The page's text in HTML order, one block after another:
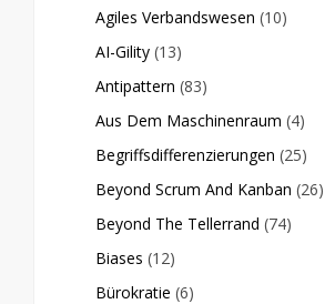
Agiles Verbandswesen (10)
AI-Gility (13)
Antipattern (83)
Aus Dem Maschinenraum (4)
Begriffsdifferenzierungen (25)
Beyond Scrum And Kanban (26)
Beyond The Tellerrand (74)
Biases (12)
Bürokratie (6)